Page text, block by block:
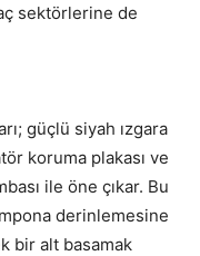
sektörlerine de
güçlü siyah ızgara
koruma plakası ve
ile öne çıkar. Bu
derinlemesine
bir alt basamak